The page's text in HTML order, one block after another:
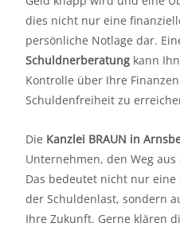
dies nicht nur eine
persönliche Notlage dar.
Schuldnerberatung kann
Kontrolle über Ihre
Schuldenfreiheit zu
Die Kanzlei BRAUN in
Unternehmen, den Weg aus
Das bedeutet nicht nur
der Schuldenlast, sondern
Ihre Zukunft. Gerne klären